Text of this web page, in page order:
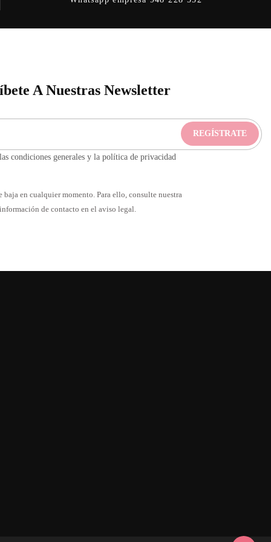
A Nuestras Newsletter
condiciones generales y la política de privacidad
baja en cualquier momento. Para ello, consulte nuestra
información de contacto en el aviso legal.